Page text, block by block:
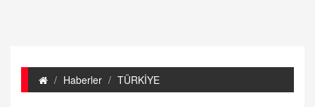
Haberler TÜRKİYE